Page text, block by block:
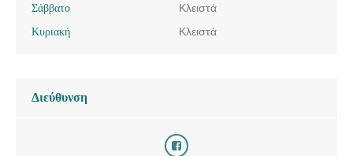
Σάββατο
Κλειστά
Κυριακή
Κλειστά
Διεύθυνση